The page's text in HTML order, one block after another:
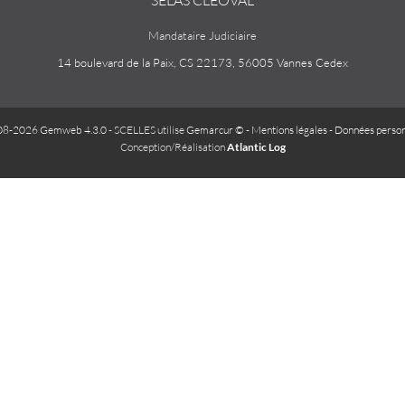
Mandataire Judiciaire
14 boulevard de la Paix, CS 22173, 56005 Vannes Cedex
2026 Gemweb 4.3.0- SCELLES utiliseGemarcur © - Mentions légales- Données
Conception/RéalisationAtlantic Log